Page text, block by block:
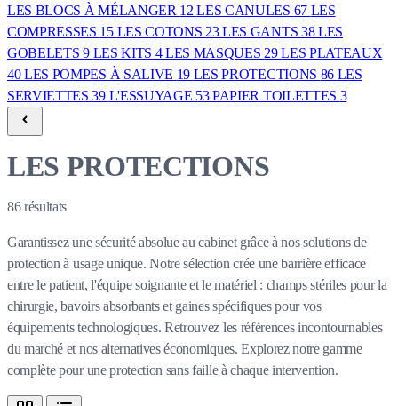
LES BLOCS À MÉLANGER 12LES CANULES 67 LES
COMPRESSES 15 LES COTONS 23LES GANTS 38LES
GOBELETS9 LES KITS 4LES MASQUES 29LES PLATEAUX
40LES POMPES À SALIVE 19 LES PROTECTIONS 86 LES
SERVIETTES39 L'ESSUYAGE 53PAPIER TOILETTES 3
LES PROTECTIONS
86résultats
Garantissez une sécurité absolue au cabinet grâce à nos solutions de
protection à usage unique. Notre sélection crée une barrière efficace
entre le patient, l'équipe soignante et le matériel : champs stériles pour la
chirurgie, bavoirs absorbants et gaines spécifiques pour vos
équipements technologiques. Retrouvez les références incontournables
du marché et nos alternatives économiques. Explorez notre gamme
complète pour une protection sans faille à chaque intervention.